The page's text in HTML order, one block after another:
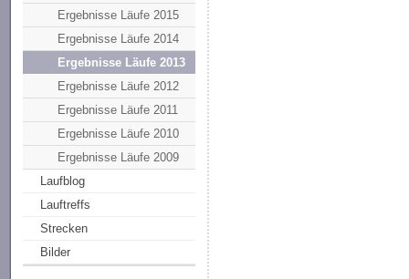
Ergebnisse Läufe 2015
Ergebnisse Läufe 2014
Ergebnisse Läufe 2013
Ergebnisse Läufe 2012
Ergebnisse Läufe 2011
Ergebnisse Läufe 2010
Ergebnisse Läufe 2009
Laufblog
Lauftreffs
Strecken
Bilder